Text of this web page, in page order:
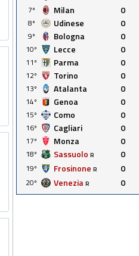
7º
Milan 0
8º
Udinese 0
9º
Bologna 0
10º
Lecce 0
11º
Parma 0
12º
Torino 0
13º
Atalanta 0
14º
Genoa 0
15º
Como 0
16º
Cagliari 0
17º
Monza 0
18º
Sassuolo R 0
19º
Frosinone R 0
20º
Venezia R 0